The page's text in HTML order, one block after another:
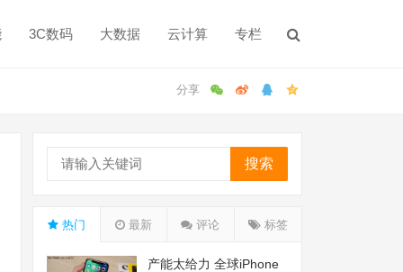
3C数码 大数据 云计算 专栏
搜索
热门 最新 评论 标签
产能太给力 全球iPhone